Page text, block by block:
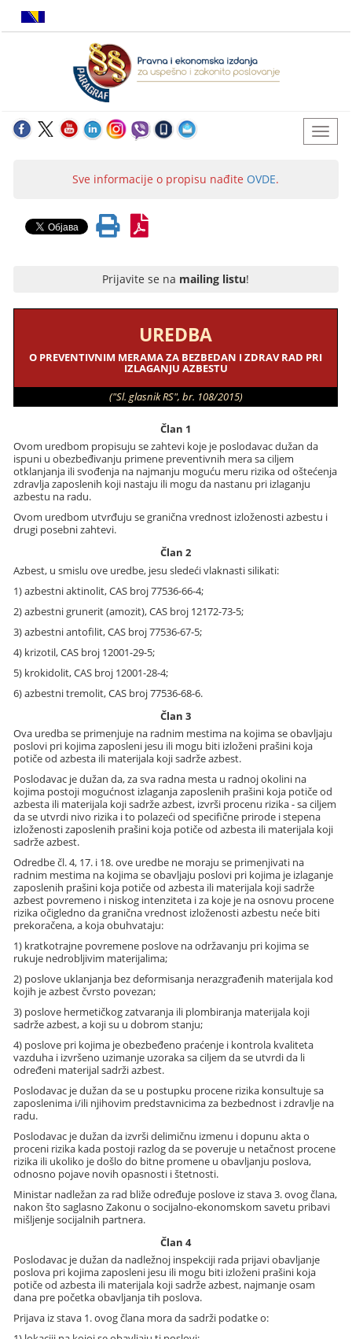
Sve informacije o propisu nađite OVDE.
Prijavite se na mailing listu!
UREDBA
O PREVENTIVNIM MERAMA ZA BEZBEDAN I ZDRAV RAD PRI
IZLAGANJU AZBESTU
("Sl. glasnik RS", br. 108/2015)
Član 1
Ovom uredbom propisuju se zahtevi koje je poslodavac dužan da
ispuni u obezbeđivanju primene preventivnih mera sa ciljem
otklanjanja ili svođenja na najmanju moguću meru rizika od oštećenja
zdravlja zaposlenih koji nastaju ili mogu da nastanu pri izlaganju
azbestu na radu.
Ovom uredbom utvrđuju se granična vrednost izloženosti azbestu i
drugi posebni zahtevi.
Član 2
Azbest, u smislu ove uredbe, jesu sledeći vlaknasti silikati:
1) azbestni aktinolit, CAS broj 77536-66-4;
2) azbestni grunerit (amozit), CAS broj 12172-73-5;
3) azbestni antofilit, CAS broj 77536-67-5;
4) krizotil, CAS broj 12001-29-5;
5) krokidolit, CAS broj 12001-28-4;
6) azbestni tremolit, CAS broj 77536-68-6.
Član 3
Ova uredba se primenjuje na radnim mestima na kojima se obavljaju
poslovi pri kojima zaposleni jesu ili mogu biti izloženi prašini koja
potiče od azbesta ili materijala koji sadrže azbest.
Poslodavac je dužan da, za sva radna mesta u radnoj okolini na
kojima postoji mogućnost izlaganja zaposlenih prašini koja potiče od
azbesta ili materijala koji sadrže azbest, izvrši procenu rizika - sa ciljem
da se utvrdi nivo rizika i to polazeći od specifične prirode i stepena
izloženosti zaposlenih prašini koja potiče od azbesta ili materijala koji
sadrže azbest.
Odredbe čl. 4, 17. i 18. ove uredbe ne moraju se primenjivati na
radnim mestima na kojima se obavljaju poslovi pri kojima je izlaganje
zaposlenih prašini koja potiče od azbesta ili materijala koji sadrže
azbest povremeno i niskog intenziteta i za koje je na osnovu procene
rizika očigledno da granična vrednost izloženosti azbestu neće biti
prekoračena, a koja obuhvataju:
1) kratkotrajne povremene poslove na održavanju pri kojima se
rukuje nedrobljivim materijalima;
2) poslove uklanjanja bez deformisanja nerazgrađenih materijala kod
kojih je azbest čvrsto povezan;
3) poslove hermetičkog zatvaranja ili plombiranja materijala koji
sadrže azbest, a koji su u dobrom stanju;
4) poslove pri kojima je obezbeđeno praćenje i kontrola kvaliteta
vazduha i izvršeno uzimanje uzoraka sa ciljem da se utvrdi da li
određeni materijal sadrži azbest.
Poslodavac je dužan da se u postupku procene rizika konsultuje sa
zaposlenima i/ili njihovim predstavnicima za bezbednost i zdravlje na
radu.
Poslodavac je dužan da izvrši delimičnu izmenu i dopunu akta o
proceni rizika kada postoji razlog da se poveruje u netačnost procene
rizika ili ukoliko je došlo do bitne promene u obavljanju poslova,
odnosno pojave novih opasnosti i štetnosti.
Ministar nadležan za rad bliže određuje poslove iz stava 3. ovog člana,
nakon što saglasno Zakonu o socijalno-ekonomskom savetu pribavi
mišljenje socijalnih partnera.
Član 4
Poslodavac je dužan da nadležnoj inspekciji rada prijavi obavljanje
poslova pri kojima zaposleni jesu ili mogu biti izloženi prašini koja
potiče od azbesta ili materijala koji sadrže azbest, najmanje osam
dana pre početka obavljanja tih poslova.
Prijava iz stava 1. ovog člana mora da sadrži podatke o: